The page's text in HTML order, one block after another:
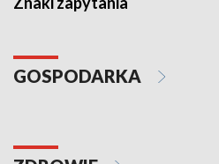
GOSPODARKA